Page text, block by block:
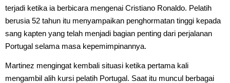
terjadi ketika ia berbicara mengenai Cristiano Ronaldo. Pelatih
berusia 52 tahun itu menyampaikan penghormatan tinggi kepada
sang kapten yang telah menjadi bagian penting dari perjalanan
Portugal selama masa kepemimpinannya.
Martinez mengingat kembali situasi ketika pertama kali
mengambil alih kursi pelatih Portugal. Saat itu muncul berbagai